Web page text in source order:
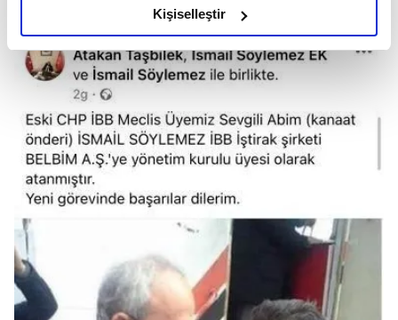
olduğunu ve sizlere en iyi içerikleri sunabilmek adına
elimizden gelen çabayı gösterdiğimizi ve bu noktada,
reklamların maliyetlerimizi karşılamak noktasında tek gelir
kalemimiz olduğunu sizlere hatırlatmak isteriz.
Her halükârda, kullanıcılar, bu çerezlere izin vermedikleri
takdirde, kullanıcılara hedefli reklamlar
gösterilmeyecektir."
Sizlere daha iyi bir hizmet sunabilmek için İnternet
Sitemizde kendimize ve üçüncü kişilere ait çerezler
kullanılmaktadır. Bu çerezler vasıtasıyla çeşitli kişisel
verileriniz işlenmekte olup gerekli olan çerezler bilgi
toplumu hizmetlerinin sunulması amacıyla
kullanılmaktadır. Diğer çerezler, sitemizin daha işlevsel
Kişiselleştir